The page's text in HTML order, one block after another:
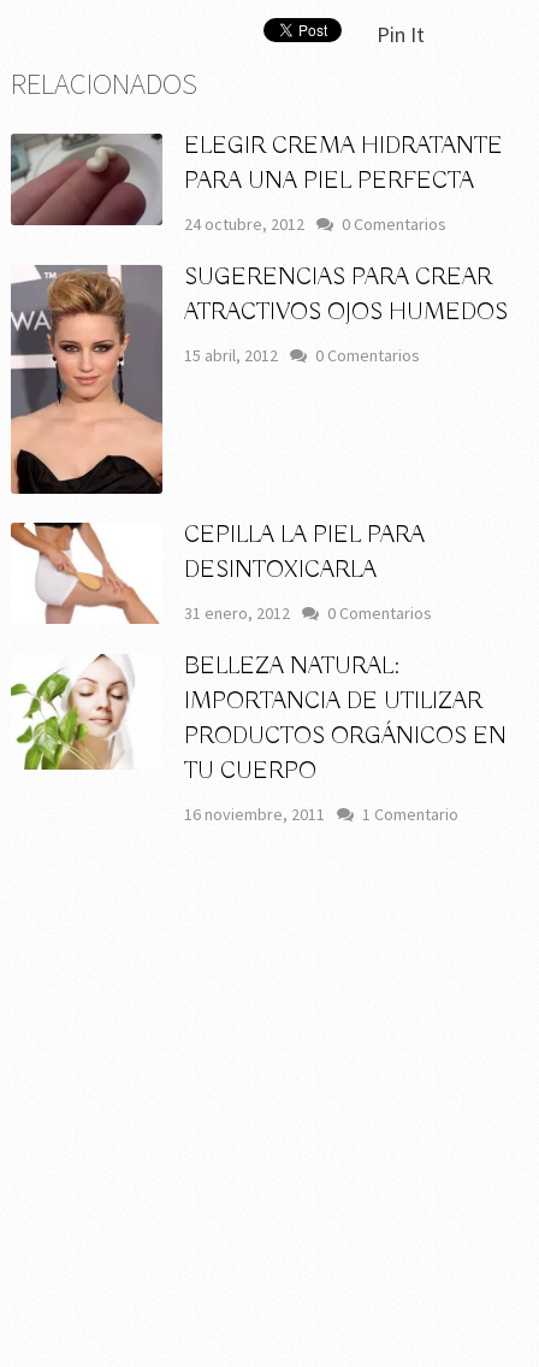
Pin It
RELACIONADOS
ELEGIR CREMA HIDRATANTE
PARA UNA PIEL PERFECTA
24 octubre, 2012 0 Comentarios
SUGERENCIAS PARA CREAR
ATRACTIVOS OJOS HUMEDOS
15 abril, 2012 0 Comentarios
CEPILLA LA PIEL PARA
DESINTOXICARLA
31 enero, 2012 0 Comentarios
BELLEZA NATURAL:
IMPORTANCIA DE UTILIZAR
PRODUCTOS ORGÁNICOS EN
TU CUERPO
16 noviembre, 2011 1 Comentario